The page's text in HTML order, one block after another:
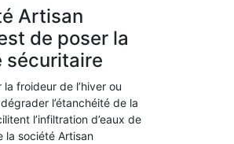
Artisan
de poser la
sécuritaire
froideur de l’hiver ou
l’étanchéité de la
l’infiltration d’eaux de
la société Artisan